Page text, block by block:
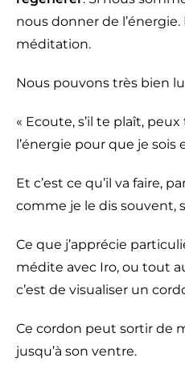
nous donner de
méditation.
Nous pouvons très bien
« Ecoute, s’il te plaît,
l’énergie pour que je sois
Et c’est ce qu’il va faire,
comme je le dis souvent,
Ce que j’apprécie
médite avec Iro, ou tout
c’est de visualiser un
Ce cordon peut sortir de
jusqu’à son ventre.